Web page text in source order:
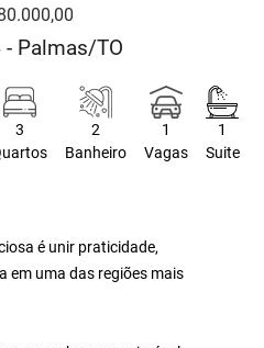
- Palmas/TO
3
2
Banheiro
1
Vagas
1
Suite
é unir praticidade,
em uma das regiões mais